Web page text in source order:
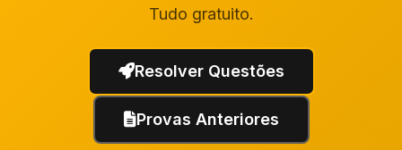
Tudo gratuito.
Resolver Questões
Provas Anteriores